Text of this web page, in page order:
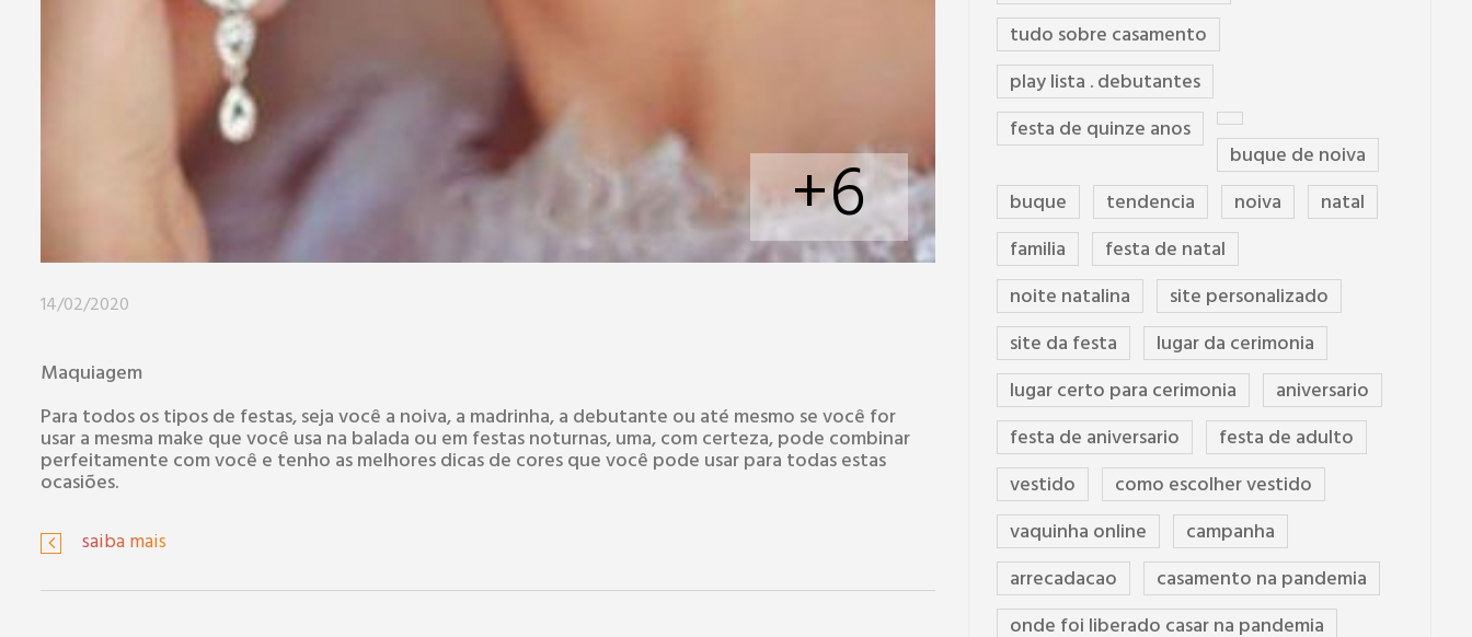
+6
14/02/2020
Maquiagem
Para todos os tipos de festas, seja você a noiva, a madrinha, a debutante ou até mesmo se você for
usar a mesma make que você usa na balada ou em festas noturnas, uma, com certeza, pode combinar
perfeitamente com você e tenho as melhores dicas de cores que você pode usar para todas estas
ocasiões.
saiba mais
tudo sobre casamento
play lista . debutantes
festa de quinze anos
buque de noiva
buque
tendencia noiva
natal
familia
festa de natal
noite natalina
site personalizado
site da festa
lugar da cerimonia
lugar certo para cerimonia
aniversario
festa de aniversario
festa de adulto
vestido
como escolher vestido
vaquinha online
campanha
arrecadacao
casamento na pandemia
onde foi liberado casar na pandemia